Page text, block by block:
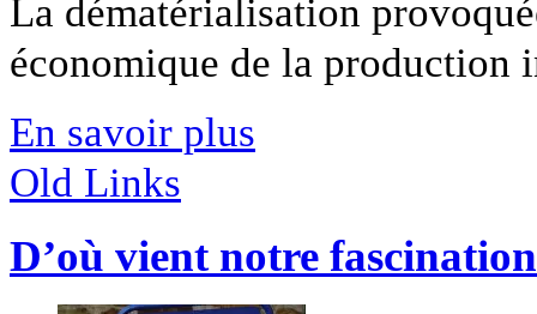
La dématérialisation
économique de la production
En savoir plus
Old Links
D’où vient notre